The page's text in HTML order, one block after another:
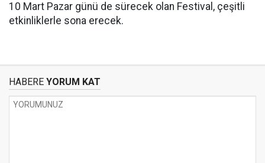
10 Mart Pazar günü de sürecek olan Festival, çeşitli
etkinliklerle sona erecek.
HABERE YORUM KAT